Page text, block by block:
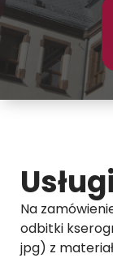
Na
odbitki
jpg) z